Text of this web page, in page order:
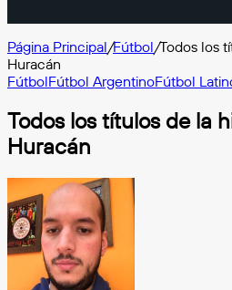
Página Principal/Fútbol/Todos los
Huracán
FútbolFútbol ArgentinoFútbol
Todos los títulos de la
Huracán